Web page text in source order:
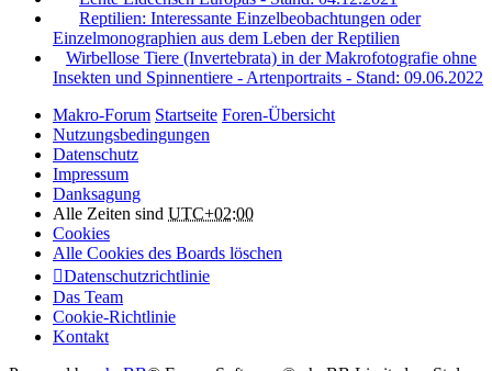
Reptilien: Interessante Einzelbeobachtungen oder
Einzelmonographien aus dem Leben der Reptilien
Wirbellose Tiere (Invertebrata) in der Makrofotografie ohne
Insekten und Spinnentiere - Artenportraits - Stand: 09.06.2022
Makro-Forum Startseite Foren-Übersicht
Nutzungsbedingungen
Datenschutz
Impressum
Danksagung
Alle Zeiten sind UTC+02:00
Cookies
Alle Cookies des Boards löschen
Datenschutzrichtlinie
Das Team
Cookie-Richtlinie
Kontakt